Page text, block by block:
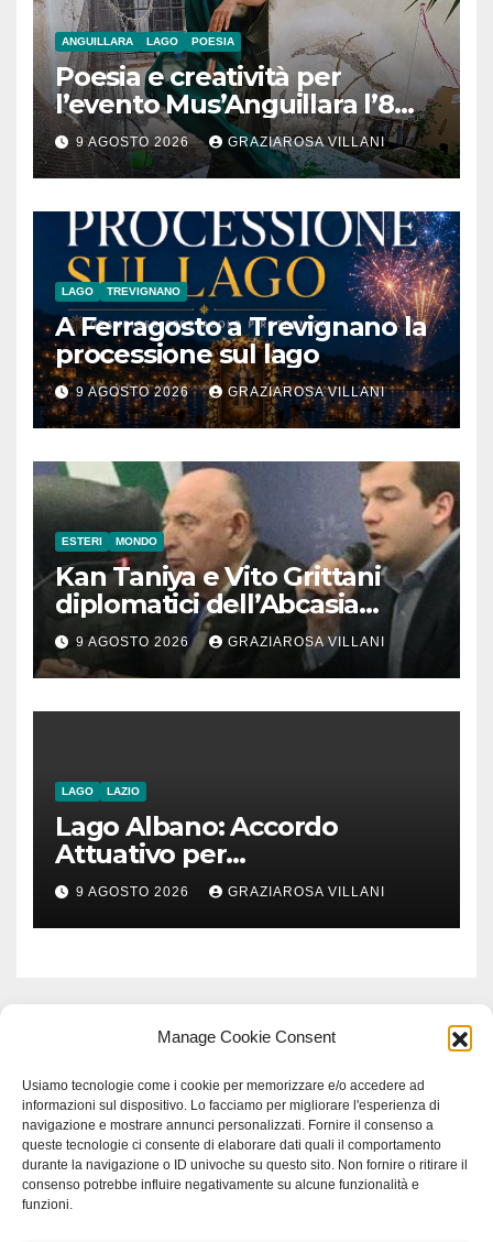
Manage Cookie Consent
Usiamo tecnologie come i cookie per memorizzare e/o accedere ad
informazioni sul dispositivo. Lo facciamo per migliorare l'esperienza di
navigazione e mostrare annunci personalizzati. Fornire il consenso a
queste tecnologie ci consente di elaborare dati quali il comportamento
durante la navigazione o ID univoche su questo sito. Non fornire o ritirare il
consenso potrebbe influire negativamente su alcune funzionalità e
funzioni.
ANGUILLARA LAGO POESIA
Poesia e creatività per
l’evento Mus’Anguillara l’8
agosto 2026 al Museo
Contadino
9 AGOSTO 2026 GRAZIAROSA VILLANI
LAGO TREVIGNANO
A Ferragosto a Trevignano la
processione sul lago
9 AGOSTO 2026 GRAZIAROSA VILLANI
ESTERI MONDO
Kan Taniya e Vito Grittani
diplomatici dell’Abcasia
contro nota del governo
romeno. “Non si può invocare
la costruzione di ponti e allo
stesso tempo condannare
9 AGOSTO 2026 GRAZIAROSA VILLANI
LAGO LAZIO
Lago Albano: Accordo
Attuativo per
l’interconnessione
acquedottistica da 29,5
milioni di euro
9 AGOSTO 2026 GRAZIAROSA VILLANI